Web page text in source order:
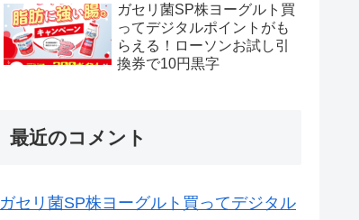
トがもらえる
ガセリ菌SP株ヨーグルト買
ってデジタルポイントがも
らえる！ローソンお試し引
換券で10円黒字
最近のコメント
ガセリ菌SP株ヨーグルト買ってデジタル